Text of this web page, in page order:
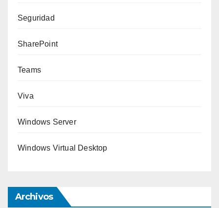
Seguridad
SharePoint
Teams
Viva
Windows Server
Windows Virtual Desktop
Archivos